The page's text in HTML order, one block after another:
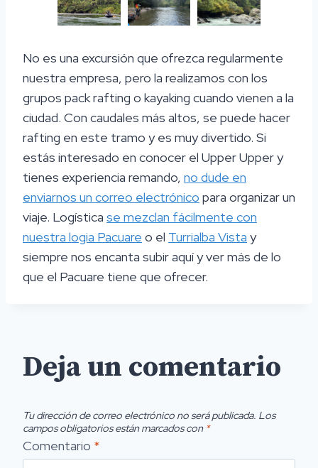
No es una excursión que ofrezca regularmente
nuestra empresa, pero la realizamos con los
grupos pack rafting o kayaking cuando vienen a la
ciudad. Con caudales más altos, se puede hacer
rafting en este tramo y es muy divertido. Si
estás interesado en conocer el Upper Upper y
tienes experiencia remando, no dude en
enviarnos un correo electrónico para organizar un
viaje. Logística se mezclan fácilmente con
nuestra logia Pacuare o el Turrialba Vista y
siempre nos encanta subir aquí y ver más de lo
que el Pacuare tiene que ofrecer.
Deja un comentario
Tu dirección de correo electrónico no será publicada. Los
campos obligatorios están marcados con *
Comentario *